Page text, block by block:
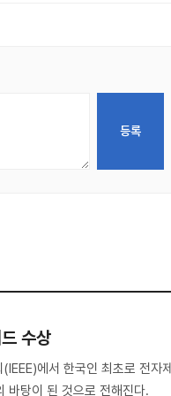
수상
에서 한국인 최초로 전자
바탕이 된 것으로 전해진다.